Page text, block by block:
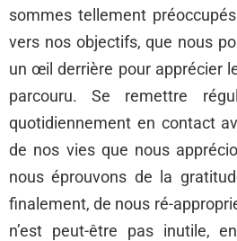
sommes tellement
vers nos objectifs, que nous
un œil derrière pour apprécier
parcouru. Se remettre
quotidiennement en contact
de nos vies que nous
nous éprouvons de la
finalement, de nous ré-
n’est peut-être pas inutile,